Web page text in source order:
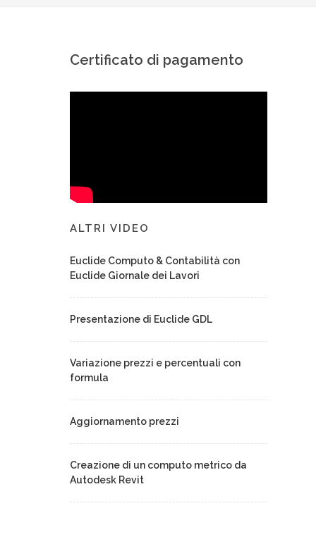
Certificato di pagamento
ALTRI VIDEO
Euclide Computo & Contabilità con
Euclide Giornale dei Lavori
Presentazione di Euclide GDL
Variazione prezzi e percentuali con
formula
Aggiornamento prezzi
Creazione di un computo metrico da
Autodesk Revit